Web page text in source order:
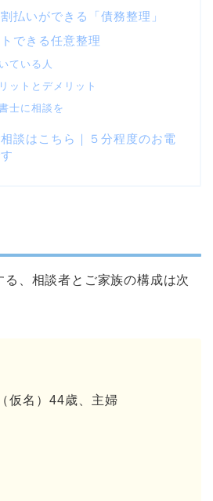
払いができる「債務整理」
できる任意整理
ている人
ットとデメリット
士に相談を
談はこちら｜５分程度のお電
、相談者とご家族の構成は次
仮名）44歳、主婦